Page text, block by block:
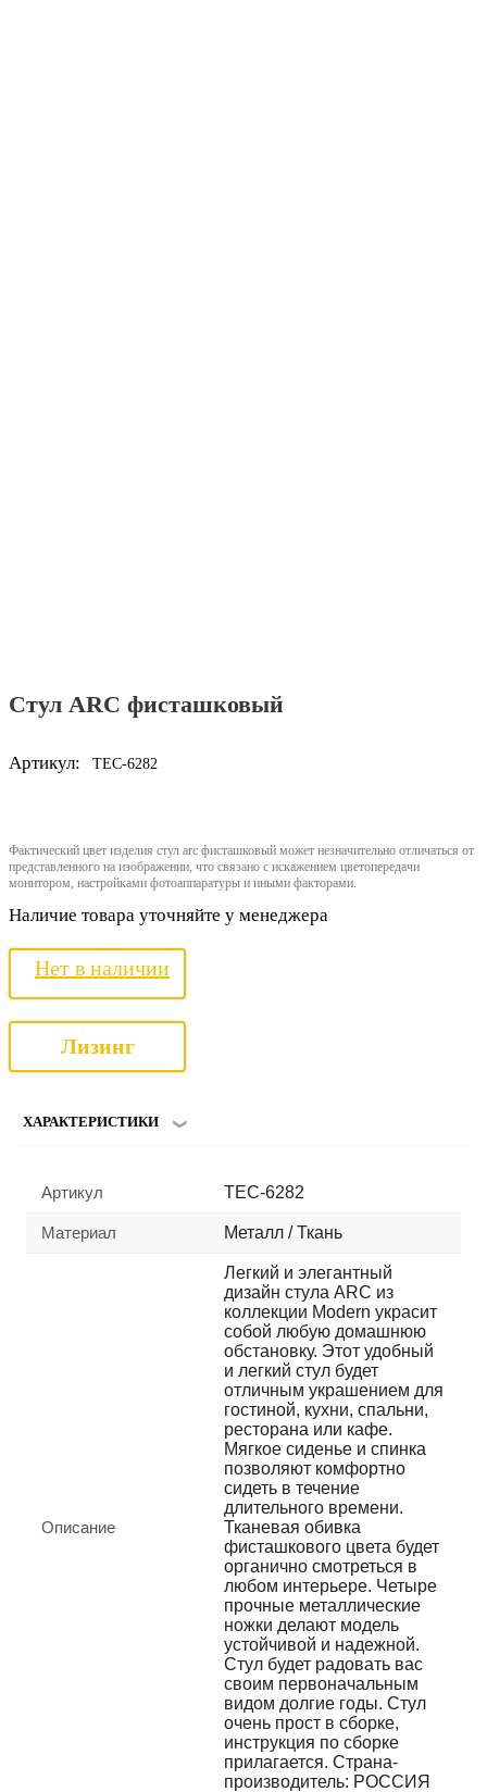
Стул ARC фисташковый
Артикул: TEC-6282
Фактический цвет изделия стул arc фисташковый может незначительно отличаться от
представленного на изображении, что связано с искажением цветопередачи
монитором, настройками фотоаппаратуры и иными факторами.
Наличие товара уточняйте у менеджера
Нет в наличии
Лизинг
ХАРАКТЕРИСТИКИ
Артикул TEC-6282
Материал Металл / Ткань
Описание
Легкий и элегантный
дизайн стула ARC из
коллекции Modern украсит
собой любую домашнюю
обстановку. Этот удобный
и легкий стул будет
отличным украшением для
гостиной, кухни, спальни,
ресторана или кафе.
Мягкое сиденье и спинка
позволяют комфортно
сидеть в течение
длительного времени.
Тканевая обивка
фисташкового цвета будет
органично смотреться в
любом интерьере. Четыре
прочные металлические
ножки делают модель
устойчивой и надежной.
Стул будет радовать вас
своим первоначальным
видом долгие годы. Стул
очень прост в сборке,
инструкция по сборке
прилагается. Страна-
производитель: РОССИЯ